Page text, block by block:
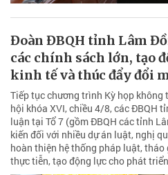
Đoàn ĐBQH tỉnh Lâm
các chính sách lớn, tạo
kinh tế và thúc đẩy đổi
Tiếp tục chương trình Kỳ họp
hội khóa XVI, chiều 4/8, các ĐBQH
luận tại Tổ 7 (gồm ĐBQH các tỉnh
kiến đối với nhiều dự án luật, nghị
hoàn thiện hệ thống pháp luật,
thực tiễn, tạo động lực cho phát